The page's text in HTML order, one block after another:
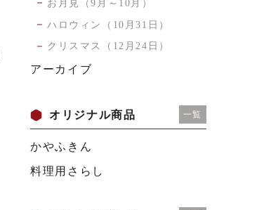
お月見（9月～10月）
ハロウィン（10月31日）
クリスマス（12月24日）
アーカイブ
オリジナル商品 一覧
かやふきん
料理用さらし